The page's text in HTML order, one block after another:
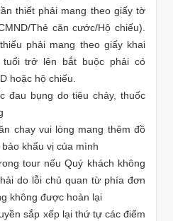
thiết phải mang theo giấy tờ
Thẻ căn cước/Hộ chiếu).
phải mang theo giấy khai
trở lên bắt buộc phải có
hoặc hộ chiếu.
đau bụng do tiêu chảy, thuốc
chay vui lòng mang thêm đồ
khẩu vị của mình
tour nếu Quý khách không
do lỗi chủ quan từ phía đơn
không được hoàn lại
sắp xếp lại thứ tự các điểm